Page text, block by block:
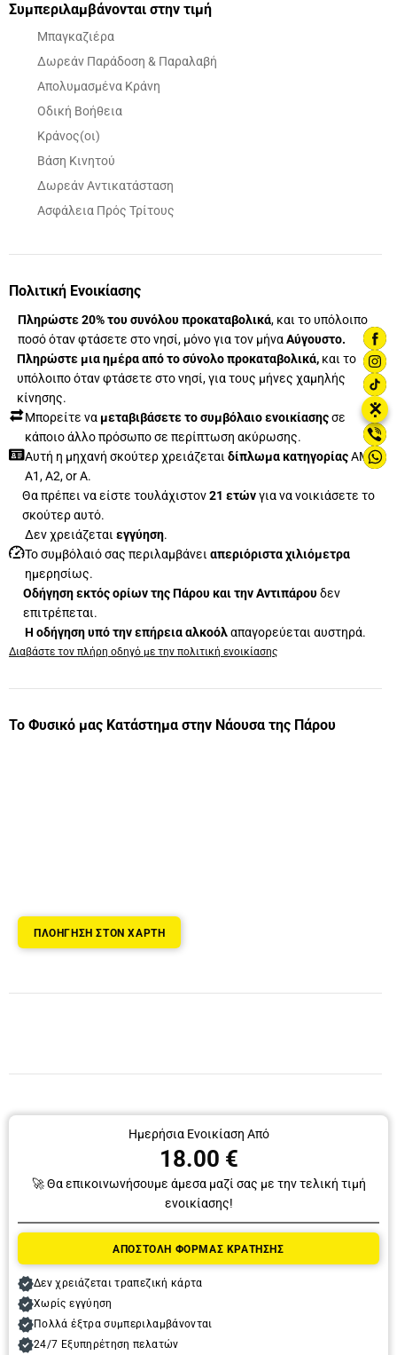
Συμπεριλαμβάνονται στην τιμή
Μπαγκαζιέρα
Δωρεάν Παράδοση & Παραλαβή
Απολυμασμένα Κράνη
Οδική Βοήθεια
Κράνος(οι)
Βάση Κινητού
Δωρεάν Αντικατάσταση
Ασφάλεια Πρός Τρίτους
Πολιτική Ενοικίασης
Πληρώστε 20% του συνόλου προκαταβολικά, και το υπόλοιπο
ποσό όταν φτάσετε στο νησί, μόνο για τον μήναΑύγουστο.
Πληρώστε μια ημέρα από το σύνολο προκαταβολικά, και το
υπόλοιπο όταν φτάσετε στο νησί, για τους μήνες χαμηλής
κίνησης.
Μπορείτε να μεταβιβάσετε το συμβόλαιο ενοικίασηςσε
κάποιο άλλο πρόσωπο σε περίπτωση ακύρωσης.
Αυτή η μηχανή σκούτερ χρειάζεται δίπλωμα κατηγορίαςAM,
A1, A2, or A.
Θα πρέπει να είστε τουλάχιστον21 ετώνγια να νοικιάσετε το
σκούτερ αυτό.
Δεν χρειάζεται εγγύηση.
Το συμβόλαιό σας περιλαμβάνει απεριόριστα χιλιόμετρα
ημερησίως.
Οδήγηση εκτός ορίων της Πάρου και την Αντιπάρουδεν
επιτρέπεται.
Η οδήγηση υπό την επήρεια αλκοόλαπαγορεύεται αυστηρά.
Διαβάστε τον πλήρη οδηγό με την πολιτική ενοικίασης
Το Φυσικό μας Κατάστημα στην Νάουσα της Πάρου
ΠΛΟΗΓΗΣΗ ΣΤΟΝ ΧΑΡΤΗ
Ημερήσια Ενοικίαση Από
18.00 €
🚀 Θα επικοινωνήσουμε άμεσα μαζί σας με την τελική τιμή
ενοικίασης!
Παραλαβή
Ημερομηνία
Ώρα
ΑΠΟΣΤΟΛΗ ΦΟΡΜΑΣ ΚΡΑΤΗΣΗΣ
Δεν χρειάζεται τραπεζική κάρτα
Χωρίς εγγύηση
Πολλά έξτρα συμπεριλαμβάνονται
24/7 Εξυπηρέτηση πελατών
⋮
✕